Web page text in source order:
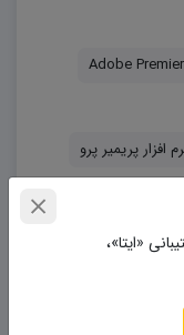
Adobe
افزار پریمیر پرو
«ایتا»،